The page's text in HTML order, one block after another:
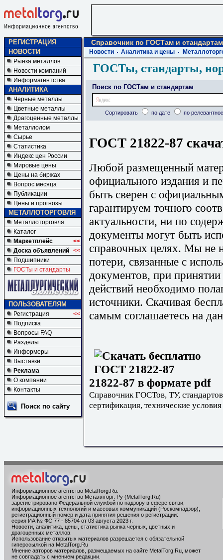
РЕГИСТРАЦИЯ
НОВОСТИ
Рынка металлов
Новости компаний
Информагентства
АНАЛИТИКА
Черные металлы
Цветные металлы
Драгоценные металлы
Металлолом
Сырье
Статистика
Индекс цен России
Мировые цены
Цены на биржах
Вопрос месяца
Публикации
Цены и прогнозы
МЕТАЛЛОТОРГОВЛЯ
Металлоторговля
Каталог
Маркетплейс
<<
Доска объявлений <<
Подшипники
ГОСТы и стандарты
ПОЛЬЗОВАТЕЛЯМ
Регистрация
<<
Подписка
Вопросы FAQ
Разделы
Информеры
Выставки
Реклама
О компании
Контакты
Поиск по сайту
Справочник по ГОСТам и стандартам
Новости Аналитика и цены
ГОСТы, стандарты,
Поиск по ГОСТам и стандартам
Сортировать по дате по
ГОСТ 21822-87
Любой размещенный
официального издания и
быть сверен с
гарантируем точного
актуальности, ни по
документы могут быть
справочных целях. Мы не
потери, связанные с
документов, при
действий необходимо
источники. Скачивая
самым соглашаетесь на
21822-87 в формате pdf
Справочник ГОСТов, ТУ,
сертификация, технические условия
Информационное агентство MetalTorg.Ru
Информационное агентство Металлторг. Ру (MetalTorg.Ru)
зарегистрировано Федеральной службой по надзору в сфере связи,
информационных технологий и массовых коммуникаций (Роскомнадзор),
регистрационный номер и дата принятия решения о регистрации:
серия ИА № ФС 77 - 85704 от 03 августа 2023 г.
Новости, аналитика, цены, статистика рынка черных, цветных и
драгоценных металлов.
Использование открытых материалов разрешается с обязательной
гиперссылкой на MetalTorg.Ru
Мнение авторов материалов, размещаемых на сайте MetalTorg.Ru, может
не совпадать с мнением редакции.